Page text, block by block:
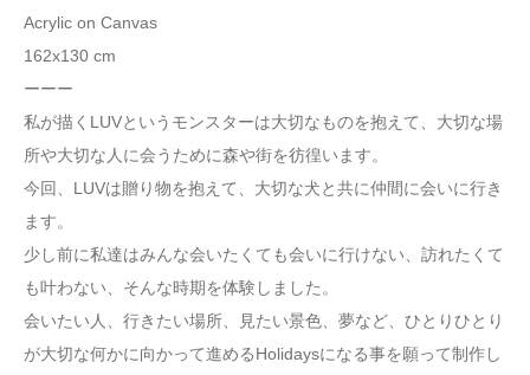
Acrylic on Canvas
162x130 cm
ーーー
私が描くLUVというモンスターは大切なものを抱えて、大切な場
所や大切な人に会うために森や街を彷徨います。
今回、LUVは贈り物を抱えて、大切な犬と共に仲間に会いに行き
ます。
少し前に私達はみんな会いたくても会いに行けない、訪れたくて
も叶わない、そんな時期を体験しました。
会いたい人、行きたい場所、見たい景色、夢など、ひとりひとり
が大切な何かに向かって進めるHolidaysになる事を願って制作し